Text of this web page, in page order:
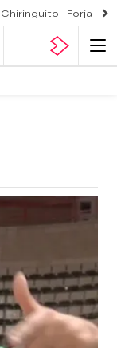
Chiringuito Forjado